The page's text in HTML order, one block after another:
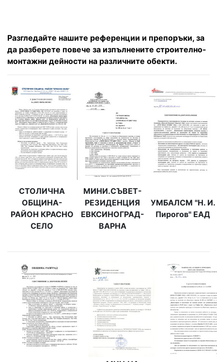
Разгледайте нашите референции и препоръки, за
да разберете повече за изпълнените строително-
монтажни дейности на различните обекти.
СТОЛИЧНА
ОБЩИНА-
РАЙОН КРАСНО
СЕЛО
МИНИ.СЪВЕТ-
РЕЗИДЕНЦИЯ
ЕВКСИНОГРАД-
ВАРНА
УМБАЛСМ "Н. И.
Пирогов" ЕАД